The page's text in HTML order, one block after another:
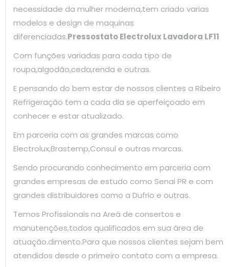
necessidade da mulher moderna,tem criado varias
modelos e design de maquinas
diferenciadas.Pressostato Electrolux Lavadora LF11
Com funções variadas para cada tipo de
roupa,algodão,ceda,renda e outras.
E pensando do bem estar de nossos clientes a Ribeiro
Refrigeração tem a cada dia se aperfeiçoado em
conhecer e estar atualizado.
Em parceria com as grandes marcas como
Electrolux,Brastemp,Consul e outras marcas.
Sendo procurando conhecimento em parceria com
grandes empresas de estudo como Senai PR e com
grandes distribuidores como a Dufrio e outras.
Temos Profissionais na Areá de consertos e
manutenções,todos qualificados em sua área de
atuação.dimento.Para que nossos clientes sejam bem
atendidos desde o primeiro contato com a empresa.